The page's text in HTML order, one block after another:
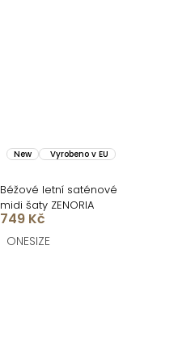
New Vyrobeno v EU
Béžové letní saténové
midi šaty ZENORIA
749 Kč
ONESIZE